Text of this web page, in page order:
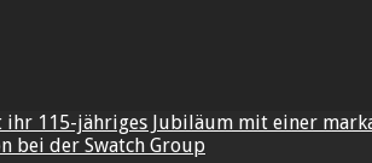
115-jähriges Jubiläum mit einer
bei der Swatch Group